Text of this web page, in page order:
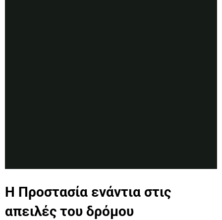
Η Προστασία ενάντια στις
απειλές του δρόμου